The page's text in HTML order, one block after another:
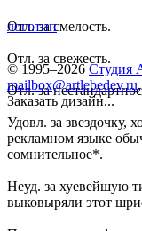
Отл. за смелость.
Отл. за свежесть.
Отл. за
Удовл. за звездочку,
рекламном языке
сомнительное*.
Неуд. за хуевейшую
выковыряли этот
логотип
© 1995–2026 Студия
mailbox@artlebedev.ru,
Заказать дизайн...